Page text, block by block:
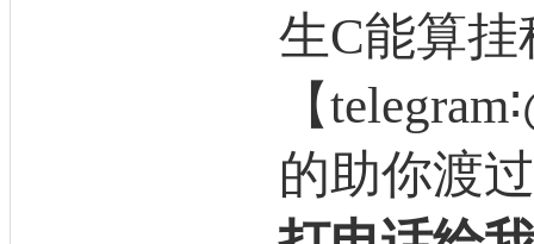
生C能算
【
的助你渡